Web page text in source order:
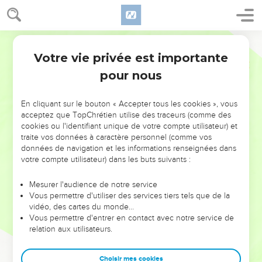
NE MANQUEZ PAS L’ÉVÉNEMENT
DE L’ANNÉE !
ET SI LEURS ERREURS POUVAIENT VOUS ÉVITER LES
VOTRES ?
leur foi ou leur vision. Mais on voit moins les doutes, les erreurs
et les saisons difficiles qu'ils ont traversés, alors même que ce
sont elles qui les ont façonnés.
Dans cette conférence, leaders, entrepreneurs, et responsables
clés pour avancer avec plus de sagesse afin que leurs erreurs
Votre vie privée est importante
pour nous
En cliquant sur le bouton « Accepter tous les cookies », vous
acceptez que TopChrétien utilise des traceurs (comme des
cookies ou l'identifiant unique de votre compte utilisateur) et
traite vos données à caractère personnel (comme vos
données de navigation et les informations renseignées dans
votre compte utilisateur) dans les buts suivants :
Mesurer l'audience de notre service
Vous permettre d'utiliser des services tiers tels que de la
vidéo, des cartes du monde…
Vous permettre d'entrer en contact avec notre service de
relation aux utilisateurs.
Choisir mes cookies